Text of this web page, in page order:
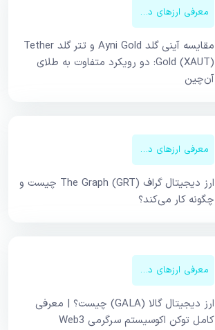
معرفی ارزهای دیجیتال
مقایسه آینی گلد Ayni Gold و تتر گلد Tether
Gold (XAUT): دو رویکرد متفاوت به طلای
آن‌چین
معرفی ارزهای دیجیتال
ارز دیجیتال گراف The Graph (GRT) چیست و
چگونه کار می‌کند؟
معرفی ارزهای دیجیتال
ارز دیجیتال گالا (GALA) چیست؟ | معرفی
کامل توکن اکوسیستم سرگرمی Web3